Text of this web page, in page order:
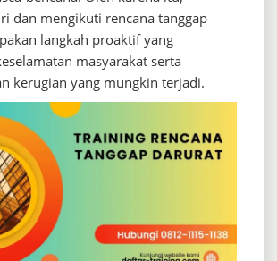
dan mengikuti rencana tanggap
langkah proaktif yang
masyarakat serta
kerugian yang mungkin terjadi.